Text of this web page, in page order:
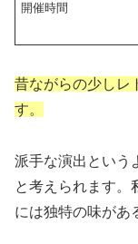
開催時間
昔ながらの少しレ
す。
派手な演出という
と考えられます。
には独特の味があ